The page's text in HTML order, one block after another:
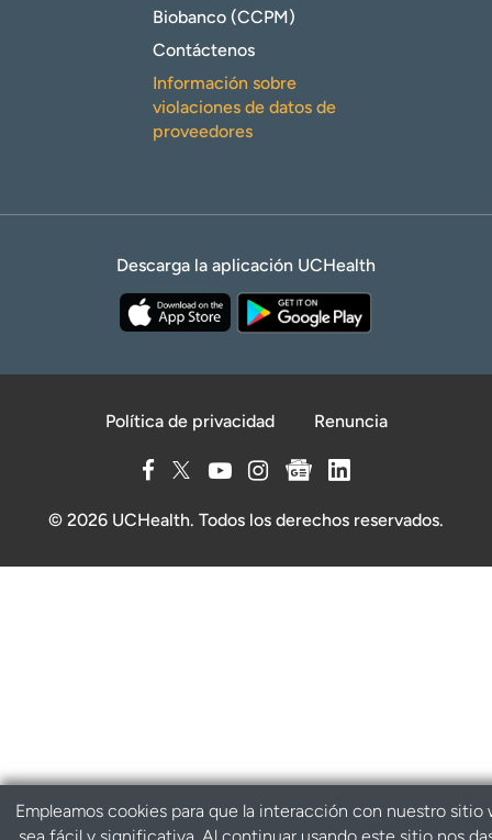
Biobanco (CCPM)
Contáctenos
Información sobre
violaciones de datos de
proveedores
Descarga la aplicación UCHealth
Política de privacidad Renuncia
© 2026 UCHealth. Todos los derechos reservados.
Empleamos cookies para que la interacción con nuestro sitio